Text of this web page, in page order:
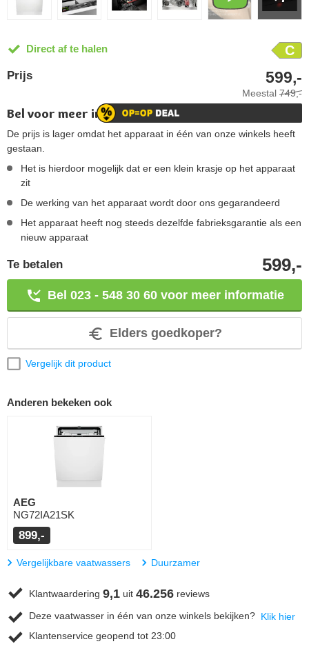
Direct af te halen C
Prijs
Meestal 749,-
599,-
Bel voor meer informatie!
De prijs is lager omdat het apparaat in één van onze winkels heeft
gestaan.
Het is hierdoor mogelijk dat er een klein krasje op het apparaat
zit
De werking van het apparaat wordt door ons gegarandeerd
Het apparaat heeft nog steeds dezelfde fabrieksgarantie als een
nieuw apparaat
Te betalen 599,-
Bel 023 - 548 30 60 voor meer informatie
Elders goedkoper?
Vergelijk dit product
Anderen bekeken ook
AEG
NG72IA21SK
899,-
Vergelijkbare vaatwassers Duurzamer
Klantwaardering 9,1 uit 46.256 reviews
Deze vaatwasser in één van onze winkels bekijken? Klik hier
Klantenservice geopend tot 23:00